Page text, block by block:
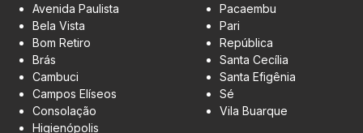
Avenida Paulista
Bela Vista
Bom Retiro
Brás
Cambuci
Campos Elíseos
Consolação
Higienópolis
Pacaembu
Pari
República
Santa Cecília
Santa Efigênia
Sé
Vila Buarque